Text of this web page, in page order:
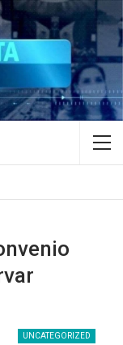
UNCATEGORIZED